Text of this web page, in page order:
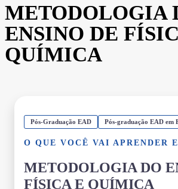
METODOLOGIA
ENSINO DE
QUÍMICA
Pós-Graduação EAD Pós-graduação EAD em
O QUE VOCÊ VAI APRENDER
METODOLOGIA DO
FÍSICA E QUÍMICA